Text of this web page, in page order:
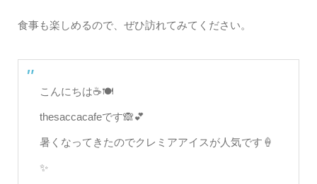
食事も楽しめるので、ぜひ訪れてみてください。
こんにちは☕️🍽
thesaccacafeです🙈💕
暑くなってきたのでクレミアアイスが人気です🍦
✨